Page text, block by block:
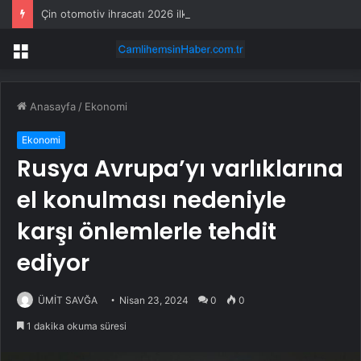
Çin otomotiv ihracatı 2026 ilk yarıda yüzde 65 arttı
Menü
Anasayfa / Ekonomi
Ekonomi
Rusya Avrupa’yı varlıklarına
el konulması nedeniyle
karşı önlemlerle tehdit
ediyor
ÜMİT SAVĞA Nisan 23, 2024 0 0
1 dakika okuma süresi